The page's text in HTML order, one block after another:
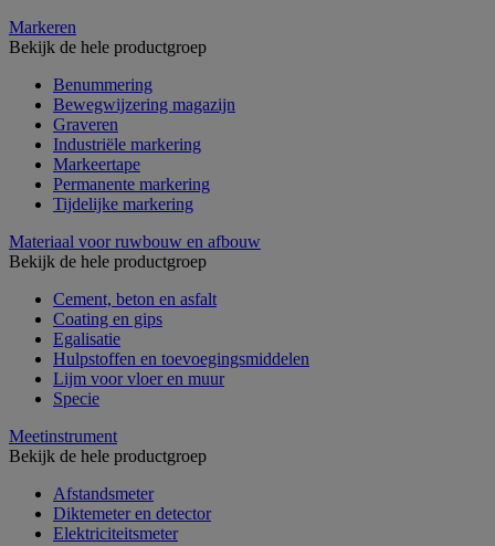
Markeren
Bekijk de hele productgroep
Benummering
Bewegwijzering magazijn
Graveren
Industriële markering
Markeertape
Permanente markering
Tijdelijke markering
Materiaal voor ruwbouw en afbouw
Bekijk de hele productgroep
Cement, beton en asfalt
Coating en gips
Egalisatie
Hulpstoffen en toevoegingsmiddelen
Lijm voor vloer en muur
Specie
Meetinstrument
Bekijk de hele productgroep
Afstandsmeter
Diktemeter en detector
Elektriciteitsmeter